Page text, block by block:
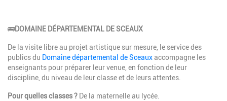
🚌DOMAINE DÉPARTEMENTAL DE SCEAUX
De la visite libre au projet artistique sur mesure, le service des
publics du Domaine départemental de Sceauxaccompagne les
enseignants pour préparer leur venue, en fonction de leur
discipline, du niveau de leur classe et de leurs attentes.
Pour quelles classes ? De la maternelle au lycée.